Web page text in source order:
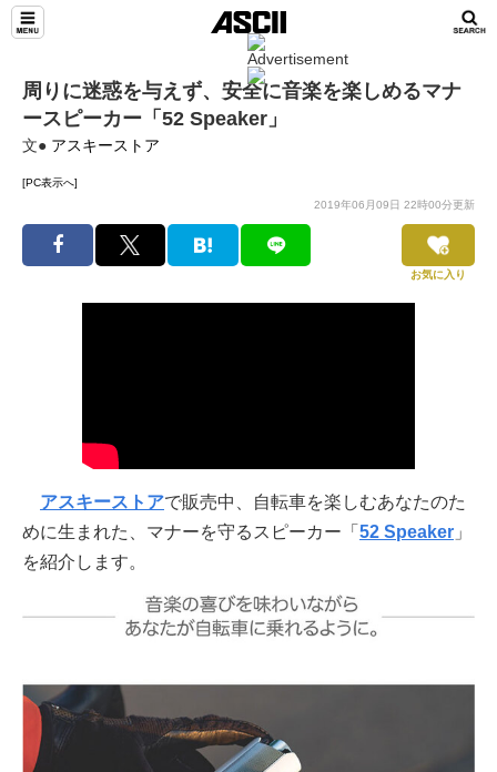
周りに迷惑を与えず、安全に音楽を楽しめるマナ
ースピーカー「52 Speaker」
文● アスキーストア
[PC表示へ]
2019年06月09日 22時00分更新
お気に入り
アスキーストアで販売中、自転車を楽しむあなたのた
めに生まれた、マナーを守るスピーカー「 52 Speaker 」
を紹介します。